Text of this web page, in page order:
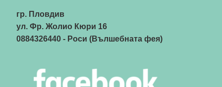
гр. Пловдив
ул. Фр. Жолио Кюри 16
0884326440- Роси (Вълшебната фея)